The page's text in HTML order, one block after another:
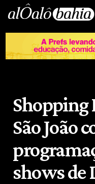
Shopping
São João
shows de